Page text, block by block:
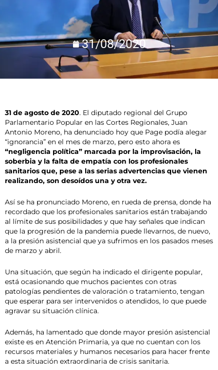
31/08/2020
31 de agosto de 2020. El diputado regional del Grupo
Parlamentario Popular en las Cortes Regionales, Juan
Antonio Moreno, ha denunciado hoy que Page podía alegar
“ignorancia” en el mes de marzo, pero esto ahora es
“negligencia política” marcada por la improvisación, la
soberbia y la falta de empatía con los profesionales
sanitarios que, pese a las serias advertencias que vienen
realizando, son desoídos una y otra vez.
Así se ha pronunciado Moreno, en rueda de prensa, donde ha
recordado que los profesionales sanitarios están trabajando
al límite de sus posibilidades y que hay señales que indican
que la progresión de la pandemia puede llevarnos, de nuevo,
a la presión asistencial que ya sufrimos en los pasados meses
de marzo y abril.
Una situación, que según ha indicado el dirigente popular,
está ocasionando que muchos pacientes con otras
patologías pendientes de valoración o tratamiento, tengan
que esperar para ser intervenidos o atendidos, lo que puede
agravar su situación clínica.
Además, ha lamentado que donde mayor presión asistencial
existe es en Atención Primaria, ya que no cuentan con los
recursos materiales y humanos necesarios para hacer frente
a esta situación extraordinaria de crisis sanitaria.